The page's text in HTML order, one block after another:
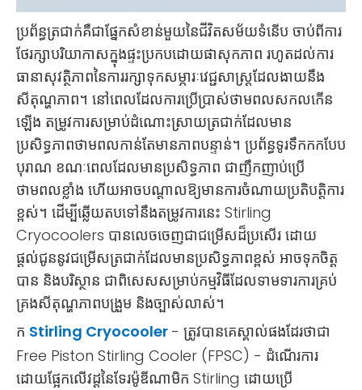
ប្រព័ន្ធត្រជាក់គឺជាផ្នែកសំខាន់មួយនៃជីវិតសម័យទំនើប ចាប់ពីការ
ថែរក្សាបរិយាកាសក្នុងផ្ទះប្រកបដោយផាសុកភាព រហូតដល់ការ
ធានាសុវត្ថិភាពនៃការរក្សាទុកសម្ភារៈវេជ្ជសាស្ត្រដែលងាយនឹង
សីតុណ្ហភាព។ នៅពេលដែលការប្រើប្រាស់ថាមពលសកលកើន
ឡើង តម្រូវការសម្រាប់ដំណោះស្រាយត្រជាក់ដែលមាន
ប្រសិទ្ធភាពថាមពលកាន់តែមានភាពបន្ទាន់។ ប្រព័ន្ធទូរទឹកកកបែប
បុរាណ ខណៈពេលដែលមានប្រសិទ្ធភាព ជាញឹកញាប់ប្រើ
ថាមពលខ្លាំង ហើយអាចបណ្តាលឱ្យមានការចំណាយប្រតិបត្តិការ
ខ្ពស់។ ដើម្បីឆ្លើយតបទៅនឹងតម្រូវការនេះ Stirling
Cryocoolers បានលេចចេញជាជម្រើសដ៏ប្រសើរ ដោយ
ផ្តល់ជូននូវជម្រើសត្រជាក់ដែលមានប្រសិទ្ធភាពខ្ពស់ អាចទុកចិត្ត
បាន និងបរិស្ថាន ជាពិសេសសម្រាប់កម្មវិធីដែលទាមទារការគ្រប់
គ្រងសីតុណ្ហភាពបង្រួម និងច្បាស់លាស់។
ក Stirling Cryocooler - ត្រូវបានគេស្គាល់ផងដែរថាជា
Free Piston Stirling Cooler (FPSC) - ដំណើរការ
ដោយផ្អែកលើវដ្តនៃទែរម៉ូឌីណាមិក Stirling ដោយប្រើ